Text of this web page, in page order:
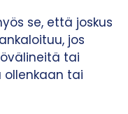
se, että joskus
jos
tai
tai